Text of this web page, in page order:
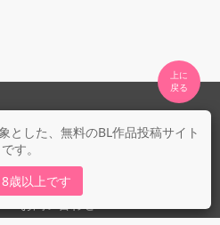
とした、無料のBL作品投稿サイト
です。
歳以上です
上に
fujossy運営ブログ